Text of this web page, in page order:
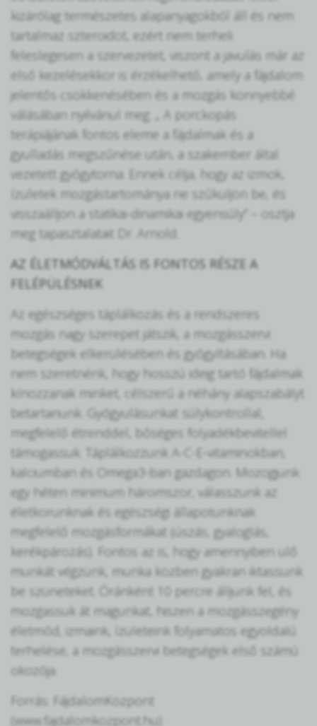
kizárólag természetes alapanyagokból áll és nem
tartalmaz szteroidot, ezért nem terheli
feleslegesen a szervezetet, viszont a javulás már az
első kezelésekkor is érzékelhető, amely a fájdalom
jelentős csökkenésében és a mozgás könnyebbé
válásában nyilvánul meg. „ A porckopás
terápiájának fontos eleme a fájdalmak és a
gyulladás megszűnése után, a szakember által
vezetett gyógytorna. Ennek célja, hogy az izmok,
ízületek mozgástartománya ne szűküljön be, és
visszaálljon a statikai-dinamikai egyensúly” – osztja
meg tapasztalatait Dr. Arnold.
AZ ÉLETMÓDVÁLTÁS IS FONTOS RÉSZE A
FELÉPÜLÉSNEK
Az egészséges táplálkozás és a rendszeres
mozgás nagy szerepet játszik, a mozgásszervi
betegségek elkerülésében és gyógyításában. Ha
nem szeretnénk, hogy hosszú ideig tartó fájdalmak
kínozzanak minket, célszerű a néhány alapszabályt
betartanunk. Gyógyulásunkat súlykontrollal,
megfelelő étrenddel, bőséges folyadékbevitellel
támogassuk. Táplálkozzunk A-C-E-vitaminokban,
kalciumban és Omega3-ban gazdagon. Mozogjunk
egy héten minimum háromszor, válasszunk az
életkorunknak és egészségi állapotunknak
megfelelő mozgásformákat (úszás, gyaloglás,
kerékpározás). Fontos az is, hogy amennyiben ülő
munkát végzünk, munka közben gyakran iktassunk
be szüneteket. Óránként 10 percre álljunk fel, és
mozgassuk át magunkat, hiszen a mozgásszegény
életmód, izmaink, ízületeink folyamatos egyoldalú
terhelése, a mozgásszervi betegségek első számú
okozója.
Forrás: FájdalomKözpont
(www.fajdalomkozpont.hu)